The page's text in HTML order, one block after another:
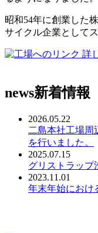
昭和54年に創業した
サイクル企業として
詳
news新着情報
2026.05.22
二島本社工場周
を行いました。
2025.07.15
グリストラップ
2023.11.01
年末年始におけ